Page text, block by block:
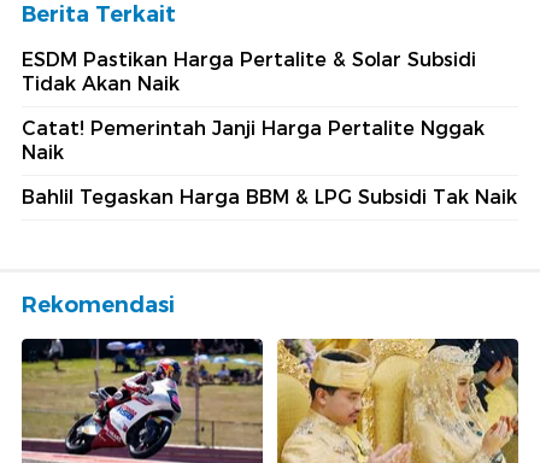
Berita Terkait
ESDM Pastikan Harga Pertalite & Solar Subsidi
Tidak Akan Naik
Catat! Pemerintah Janji Harga Pertalite Nggak
Naik
Bahlil Tegaskan Harga BBM & LPG Subsidi Tak Naik
Rekomendasi